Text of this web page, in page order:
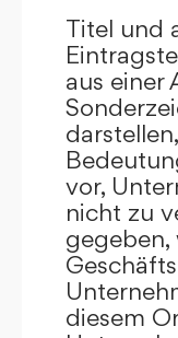
Titel und
aus einer
vor,
nicht zu
diesem